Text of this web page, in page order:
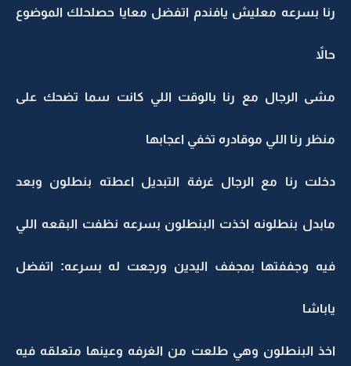
رنا بسرعه معليش يافندم اتفضل معايا حصلحلك الموضوع
حالاً
مشى الرجال مع رنا بالوقت اللي كانت سما تضحك على
منظر رنا اللي موقادره تخفي اعجابها
دخلت رنا مع الرجال غرفة التبديل اعطته بنطلون وبعد
مابدل بنطلونه اخذت البنطلون بسرعه نظفت البقعه اللي
فيه وجففتها بمجفف اليدين ورجعت له بسرعه: اتفضل
ياباشا
اخذ البنطلون وهي طلعت من الغرفه وعينها متعلقه فيه